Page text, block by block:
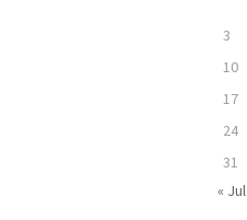
3
10
17
24
31
« Jul